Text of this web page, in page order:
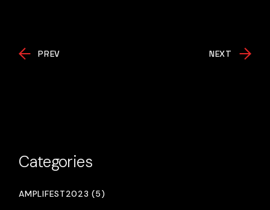
PREV NEXT
Categories
AMPLIFEST2023 (5)